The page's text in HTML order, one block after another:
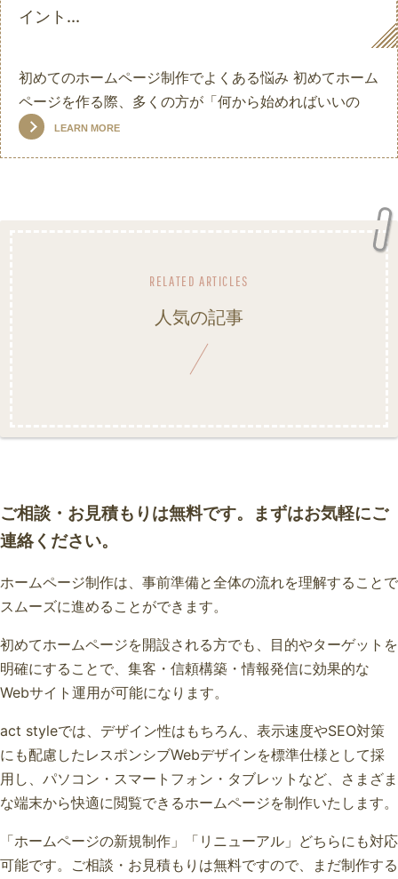
イント...
初めてのホームページ制作でよくある悩み 初めてホーム
ページを作る際、多くの方が「何から始めればいいの
LEARN MORE
人気の記事
ご相談・お見積もりは無料です。まずはお気軽にご
連絡ください。
ホームページ制作は、事前準備と全体の流れを理解することで
スムーズに進めることができます。
初めてホームページを開設される方でも、目的やターゲットを
明確にすることで、集客・信頼構築・情報発信に効果的な
Webサイト運用が可能になります。
act styleでは、デザイン性はもちろん、表示速度やSEO対策
にも配慮したレスポンシブWebデザインを標準仕様として採
用し、パソコン・スマートフォン・タブレットなど、さまざま
な端末から快適に閲覧できるホームページを制作いたします。
「ホームページの新規制作」「リニューアル」どちらにも対応
可能です。ご相談・お見積もりは無料ですので、まだ制作する